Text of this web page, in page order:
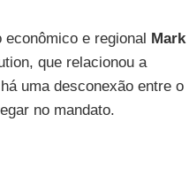
e regional Mark
que relacionou a
uma desconexão entre o
no mandato.